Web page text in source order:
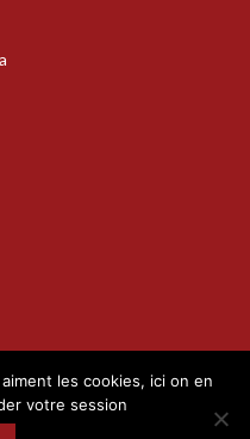
déposée · Copyright 2026
les cookies, ici on en
votre session